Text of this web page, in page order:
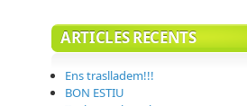
ARTICLES RECENTS
Ens traslladem!!!
BON ESTIU